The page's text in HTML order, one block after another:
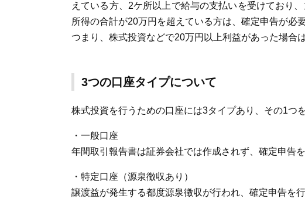
えている方、2ケ所以上で給与の支払いを受けており
所得の合計が20万円を超えている方は、確定申告が必
つまり、株式投資などで20万円以上利益があった場合
3つの口座タイプについて
株式投資を行うための口座には3タイプあり、その1つ
・一般口座
年間取引報告書は証券会社では作成されず、確定申告
・特定口座（源泉徴収あり）
譲渡益が発生する都度源泉徴収が行われ、確定申告を